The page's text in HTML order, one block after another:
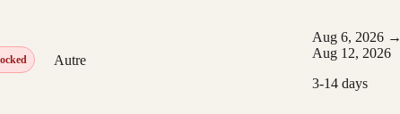
Autre
Aug 6, 2026 →
Aug 12, 2026
3-14 days